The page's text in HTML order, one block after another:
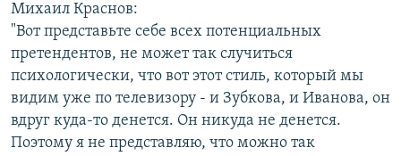
Михаил Краснов:
"Вот представьте себе всех потенциальных
претендентов, не может так случиться
психологически, что вот этот стиль, который мы
видим уже по телевизору - и Зубкова, и Иванова, он
вдруг куда-то денется. Он никуда не денется.
Поэтому я не представляю, что можно так